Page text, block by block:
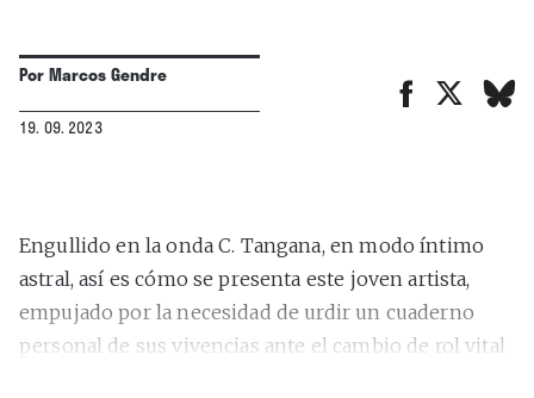
PorMarcos Gendre
19. 09. 2023
Engullido en la onda C. Tangana, en modo íntimo
astral, así es cómo se presenta este joven artista,
empujado por la necesidad de urdir un cuaderno
personal de sus vivencias ante el cambio de rol vital